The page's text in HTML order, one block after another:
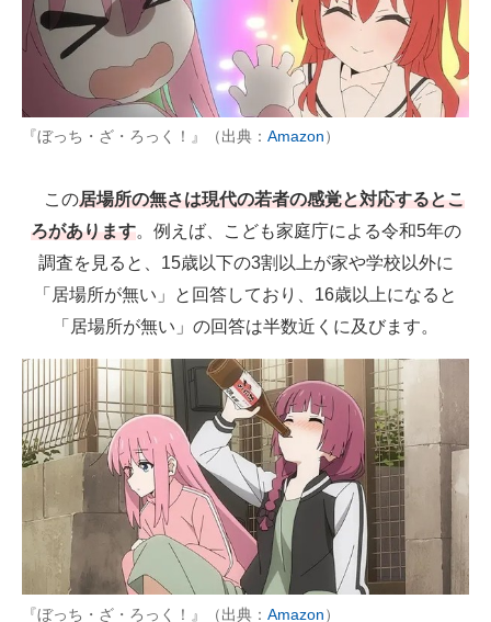
『ぼっち・ざ・ろっく！』（出典： Amazon）
この居場所の無さは現代の若者の感覚と対応するとこ
ろがあります。例えば、こども家庭庁による令和5年の
調査を見ると、15歳以下の3割以上が家や学校以外に
「居場所が無い」と回答しており、16歳以上になると
「居場所が無い」の回答は半数近くに及びます。
『ぼっち・ざ・ろっく！』（出典： Amazon）